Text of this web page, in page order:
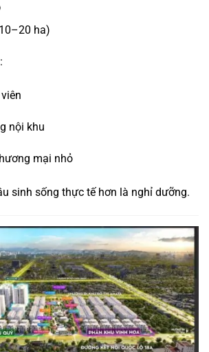
ha)
nội khu
mại nhỏ
sinh sống thực tế hơn là nghỉ dưỡng.